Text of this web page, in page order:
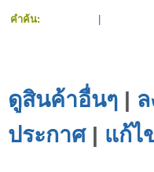
คำค้น:
ดูสินค้าอื่นๆ |
ประกาศ| แก้ไ